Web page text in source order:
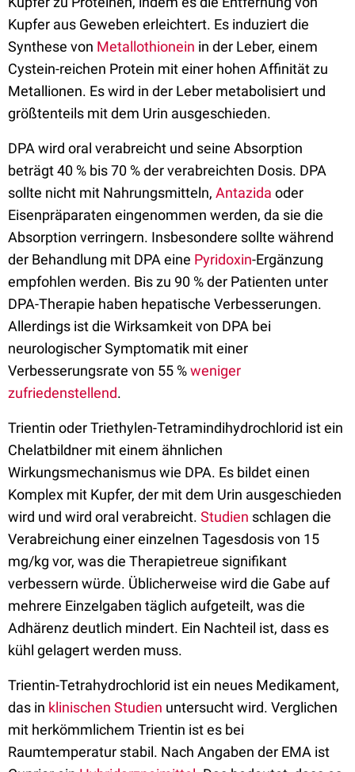
Kupfer aus Geweben erleichtert. Es induziert die
Synthese von Metallothionein in der Leber, einem
Cystein-reichen Protein mit einer hohen Affinität zu
Metallionen. Es wird in der Leber metabolisiert und
größtenteils mit dem Urin ausgeschieden.
DPA wird oral verabreicht und seine Absorption
beträgt 40 % bis 70 % der verabreichten Dosis. DPA
sollte nicht mit Nahrungsmitteln, Antazida oder
Eisenpräparaten eingenommen werden, da sie die
Absorption verringern. Insbesondere sollte während
der Behandlung mit DPA eine Pyridoxin-Ergänzung
empfohlen werden. Bis zu 90 % der Patienten unter
DPA-Therapie haben hepatische Verbesserungen.
Allerdings ist die Wirksamkeit von DPA bei
neurologischer Symptomatik mit einer
Verbesserungsrate von 55 %weniger
zufriedenstellend.
Trientin oder Triethylen-Tetramindihydrochlorid ist ein
Chelatbildner mit einem ähnlichen
Wirkungsmechanismus wie DPA. Es bildet einen
Komplex mit Kupfer, der mit dem Urin ausgeschieden
wird und wird oral verabreicht. Studien schlagen die
Verabreichung einer einzelnen Tagesdosis von 15
mg/kg vor, was die Therapietreue signifikant
verbessern würde. Üblicherweise wird die Gabe auf
mehrere Einzelgaben täglich aufgeteilt, was die
Adhärenz deutlich mindert. Ein Nachteil ist, dass es
kühl gelagert werden muss.
Trientin-Tetrahydrochlorid ist ein neues Medikament,
das in klinischen Studien untersucht wird. Verglichen
mit herkömmlichem Trientin ist es bei
Raumtemperatur stabil. Nach Angaben der EMA ist